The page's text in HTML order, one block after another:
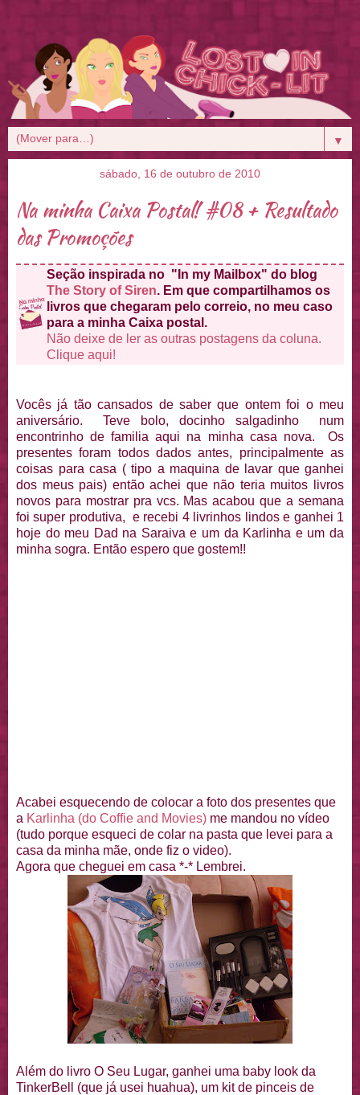
▼
sábado, 16 de outubro de 2010
Na minha Caixa Postal! #08 + Resultado
das Promoções
Seção inspirada no "In my Mailbox" do blog
The Story of Siren. Em que compartilhamos os
livros que chegaram pelo correio, no meu caso
para a minha Caixa postal.
Não deixe de ler as outras postagens da coluna.
Clique aqui!
Vocês já tão cansados de saber que ontem foi o meu
aniversário. Teve bolo, docinho salgadinho num
encontrinho de familia aqui na minha casa nova. Os
presentes foram todos dados antes, principalmente as
coisas para casa ( tipo a maquina de lavar que ganhei
dos meus pais) então achei que não teria muitos livros
novos para mostrar pra vcs. Mas acabou que a semana
foi super produtiva, e recebi 4 livrinhos lindos e ganhei 1
hoje do meu Dad na Saraiva e um da Karlinha e um da
minha sogra. Então espero que gostem!!
Acabei esquecendo de colocar a foto dos presentes que
a Karlinha (do Coffie and Movies) me mandou no vídeo
(tudo porque esqueci de colar na pasta que levei para a
casa da minha mãe, onde fiz o video).
Agora que cheguei em casa *-* Lembrei.
Além do livro O Seu Lugar, ganhei uma baby look da
TinkerBell (que já usei huahua), um kit de pinceis de